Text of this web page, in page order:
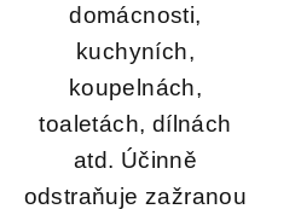
domácnosti,
kuchyních,
koupelnách,
toaletách, dílnách
atd. Účinně
odstraňuje zažranou